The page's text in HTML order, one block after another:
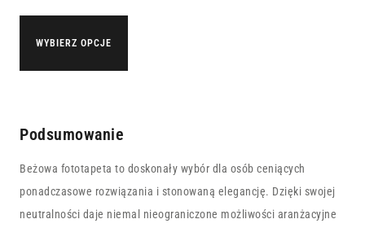
WYBIERZ OPCJE
Podsumowanie
Beżowa fototapeta to doskonały wybór dla osób ceniących
ponadczasowe rozwiązania i stonowaną elegancję. Dzięki swojej
neutralności daje niemal nieograniczone możliwości aranżacyjne